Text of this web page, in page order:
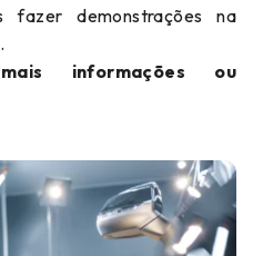
fazer demonstrações na
informações ou